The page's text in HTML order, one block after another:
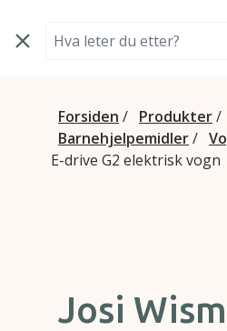
Søk i Bano Life
Forsiden / Produkter/
Barnehjelpemidler/
E-drive G2 elektrisk vogn
Josi